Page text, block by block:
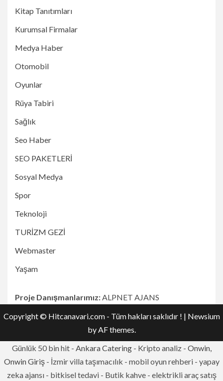
Kitap Tanıtımları
Kurumsal Firmalar
Medya Haber
Otomobil
Oyunlar
Rüya Tabiri
Sağlık
Seo Haber
SEO PAKETLERİ
Sosyal Medya
Spor
Teknoloji
TURİZM GEZİ
Webmaster
Yaşam
Proje Danışmanlarımız: ALPNET AJANS
Copyright © Hitcanavari.com - Tüm hakları saklıdır ! | Newsium
by AF themes.
Günlük 50 bin hit - Ankara Catering- Kripto analiz - Onwin,
Onwin Giriş- İzmir villa taşımacılık - mobil oyun rehberi - yapay
zeka ajansı - bitkisel tedavi - Butik kahve - elektrikli araç satış